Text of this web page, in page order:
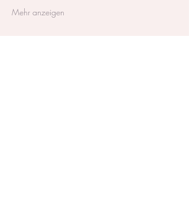
Mehr anzeigen